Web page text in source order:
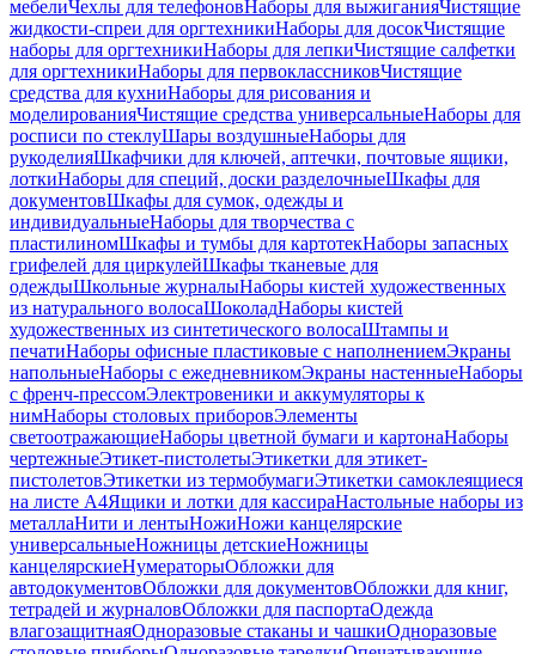
мебелиЧехлы для телефоновНаборы для выжиганияЧистящие
жидкости-спреи для оргтехникиНаборы для досокЧистящие
наборы для оргтехникиНаборы для лепкиЧистящие салфетки
для оргтехникиНаборы для первоклассниковЧистящие
средства для кухниНаборы для рисования и
моделированияЧистящие средства универсальныеНаборы для
росписи по стеклуШары воздушныеНаборы для
рукоделияШкафчики для ключей, аптечки, почтовые ящики,
лоткиНаборы для специй, доски разделочныеШкафы для
документовШкафы для сумок, одежды и
индивидуальныеНаборы для творчества с
пластилиномШкафы и тумбы для картотекНаборы запасных
грифелей для циркулейШкафы тканевые для
одеждыШкольные журналыНаборы кистей художественных
из натурального волосаШоколадНаборы кистей
художественных из синтетического волосаШтампы и
печатиНаборы офисные пластиковые с наполнениемЭкраны
напольныеНаборы с ежедневникомЭкраны настенныеНаборы
с френч-прессомЭлектровеники и аккумуляторы к
нимНаборы столовых приборовЭлементы
светоотражающиеНаборы цветной бумаги и картонаНаборы
чертежныеЭтикет-пистолетыЭтикетки для этикет-
пистолетовЭтикетки из термобумагиЭтикетки самоклеящиеся
на листе А4Ящики и лотки для кассираНастольные наборы из
металлаНити и лентыНожиНожи канцелярские
универсальныеНожницы детскиеНожницы
канцелярскиеНумераторыОбложки для
автодокументовОбложки для документовОбложки для книг,
тетрадей и журналовОбложки для паспортаОдежда
влагозащитнаяОдноразовые стаканы и чашкиОдноразовые